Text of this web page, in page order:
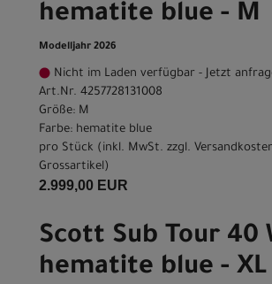
hematite blue - M
Modelljahr 2026
Nicht im Laden verfügbar - Jetzt
Art.Nr. 4257728131008
Größe: M
Farbe: hematite blue
pro Stück (inkl. MwSt. zzgl.
Grossartikel)
2.999,00 EUR
Scott Sub Tour 40
hematite blue - XL